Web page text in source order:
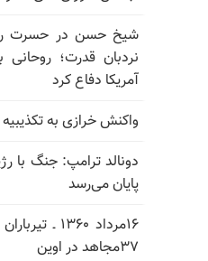
شیخ حسن در حسرت
نردبان قدرت؛ روحانی
آمریکا دفاع کرد
واکنش خرازی به
دونالد ترامپ: جنگ با
پایان می‌رسد
۱۶مرداد
۳۷مجاهد در اوین